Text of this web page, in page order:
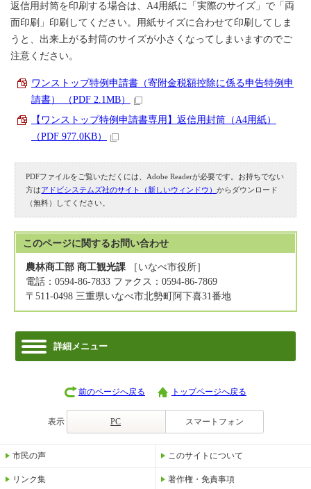
返信用封筒を印刷する場合は、A4用紙に「実際のサイズ」で「両
面印刷」印刷してください。用紙サイズに合わせて印刷してしま
うと、出来上がる封筒のサイズが小さくなってしまいますのでご
注意ください。
ワンストップ特例申請書（寄附金税額控除に係る申告特例申
請書） （PDF 2.1MB）
【ワンストップ特例申請書専用】返信用封筒（A4用紙）
（PDF 977.0KB）
PDFファイルをご覧いただくには、Adobe Readerが必要です。お持ちでない
方はアドビシステムズ社のサイト（新しいウィンドウ）からダウンロード
（無料）してください。
このページに関するお問い合わせ
農林商工部 商工観光課 ［いなべ市役所］
電話：0594-86-7833 ファクス：0594-86-7869
〒511-0498 三重県いなべ市北勢町阿下喜31番地
詳細メニュー
前のページへ戻る トップページへ戻る
表示 PC スマートフォン
市民の声 このサイトについて
リンク集 著作権・免責事項